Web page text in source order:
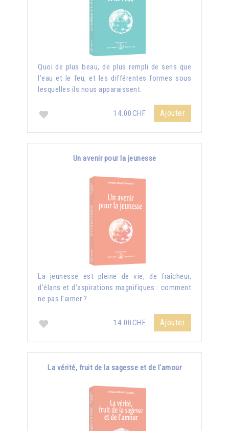
Quoi de plus beau, de plus rempli de sens que
l’eau et le feu, et les différentes formes sous
lesquelles ils nous apparaissent.
14.00CHF Ajouter
Un avenir pour la jeunesse
La jeunesse est pleine de vie, de fraîcheur,
d’élans et d’aspirations magnifiques : comment
ne pas l’aimer ?
14.00CHF Ajouter
La vérité, fruit de la sagesse et de l'amour